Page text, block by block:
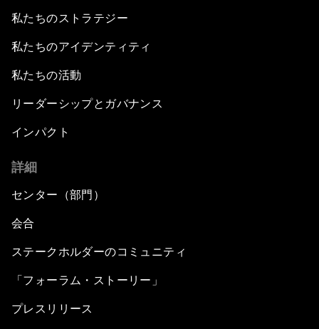
私たちのストラテジー
私たちのアイデンティティ
私たちの活動
リーダーシップとガバナンス
インパクト
詳細
センター（部門）
会合
ステークホルダーのコミュニティ
「フォーラム・ストーリー」
プレスリリース